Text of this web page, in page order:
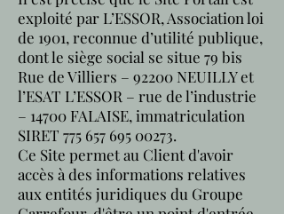
exploité par L’ESSOR, Association loi
de 1901, reconnue d’utilité publique,
dont le siège social se situe 79 bis
Rue de Villiers – 92200 NEUILLY et
l’ESAT L’ESSOR – rue de l’industrie
– 14700 FALAISE, immatriculation
SIRET 775 657 695 00273.
Ce Site permet au Client d'avoir
accès à des informations relatives
aux entités juridiques du Groupe